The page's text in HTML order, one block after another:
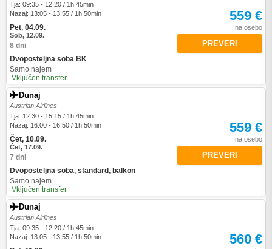
Tja: 09:35 - 12:20 / 1h 45min
Nazaj: 13:05 - 13:55 / 1h 50min
Pet, 04.09.
Sob, 12.09.
8 dni
Dvoposteljna soba BK
Samo najem
Vključen transfer
559 €
na osebo
PREVERI
Dunaj
Austrian Airlines
Tja: 12:30 - 15:15 / 1h 45min
Nazaj: 16:00 - 16:50 / 1h 50min
Čet, 10.09.
Čet, 17.09.
7 dni
Dvoposteljna soba, standard, balkon
Samo najem
Vključen transfer
559 €
na osebo
PREVERI
Dunaj
Austrian Airlines
Tja: 09:35 - 12:20 / 1h 45min
Nazaj: 13:05 - 13:55 / 1h 50min
560 €